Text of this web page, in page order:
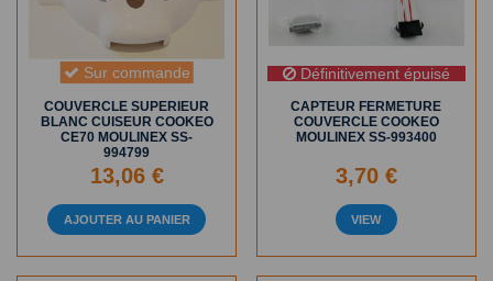
Sur commande
COUVERCLE SUPERIEUR
BLANC CUISEUR COOKEO
CE70 MOULINEX SS-
994799
13,06 €
AJOUTER AU PANIER
Définitivement épuisé
CAPTEUR FERMETURE
COUVERCLE COOKEO
MOULINEX SS-993400
3,70 €
VIEW